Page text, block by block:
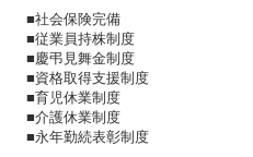
■社会保険完備
■従業員持株制度
■慶弔見舞金制度
■資格取得支援制度
■育児休業制度
■介護休業制度
■永年勤続表彰制度